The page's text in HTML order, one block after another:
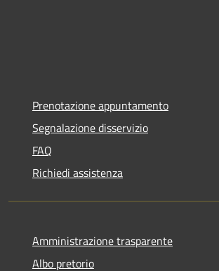
Prenotazione appuntamento
Segnalazione disservizio
FAQ
Richiedi assistenza
Amministrazione trasparente
Albo pretorio